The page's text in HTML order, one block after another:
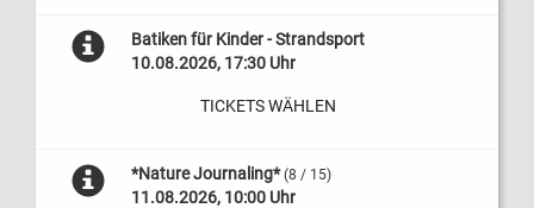
Batiken für Kinder - Strandsport
10.08.2026, 17:30 Uhr
TICKETS WÄHLEN
*Nature Journaling* (8 / 15)
11.08.2026, 10:00 Uhr